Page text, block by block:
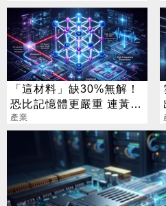
「這材料」缺30%無解！
恐比記憶體更嚴重 連黃仁
勳都掏錢秒訂
產業